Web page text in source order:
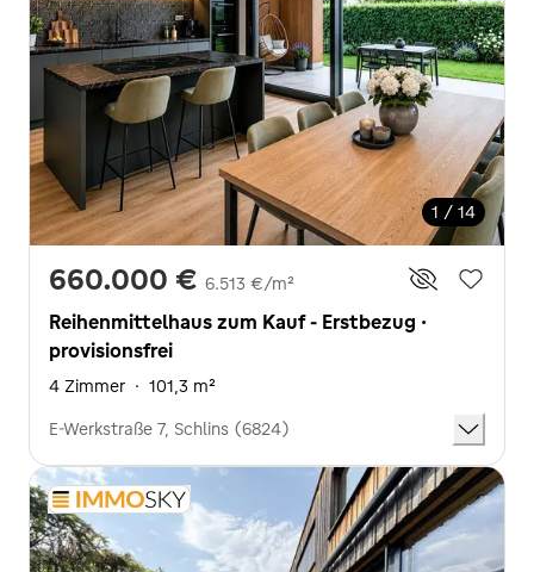
1 / 14
660.000 € 6.513 €/m²
Reihenmittelhaus zum Kauf - Erstbezug ·
provisionsfrei
4 Zimmer · 101,3 m²
E-Werkstraße 7, Schlins (6824)